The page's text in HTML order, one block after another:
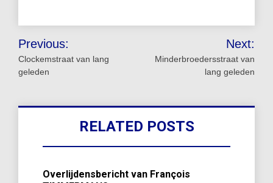
Bericht
navigatie
Previous:
Clockemstraat van lang
geleden
Next:
Minderbroedersstraat van
lang geleden
RELATED POSTS
Overlijdensbericht van François